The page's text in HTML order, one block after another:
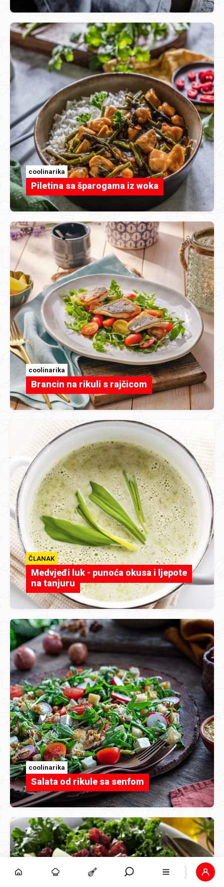
coolinarika
Piletina sa šparogama iz woka
coolinarika
Brancin na rikuli s rajčicom
ČLANAK
Medvjeđi luk - punoća okusa i ljepote
na tanjuru
coolinarika
Salata od rikule sa senfom